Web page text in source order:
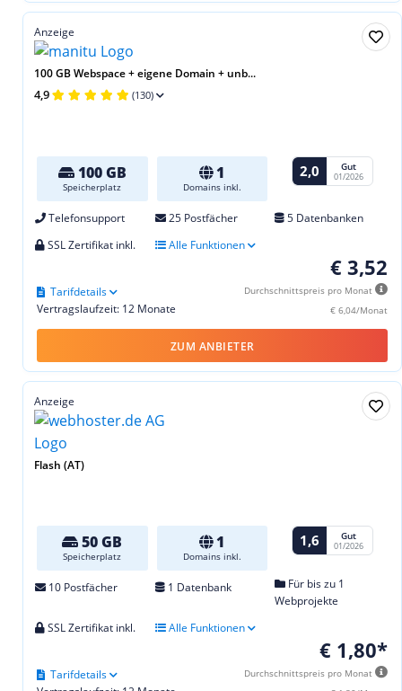
Anzeige
100 GB Webspace + eigene Domain + unb...
4,9 (130)
100 GB
Speicherplatz
1
Domains inkl.
2,0 Gut
01/2026
Telefonsupport 25 Postfächer
5 Datenbanken
SSL Zertifikat inkl.
Alle Funktionen
€ 3,52
Durchschnittspreis pro Monat
€ 6,04/Monat
Vertragslaufzeit: 12 Monate
Tarifdetails
ZUM ANBIETER
Anzeige
Flash (AT)
50 GB
Speicherplatz
1
Domains inkl.
1,6 Gut
01/2026
10 Postfächer 1 Datenbank
Für bis zu 1
Webprojekte
SSL Zertifikat inkl.
Alle Funktionen
€ 1,80*
Durchschnittspreis pro Monat
Tarifdetails